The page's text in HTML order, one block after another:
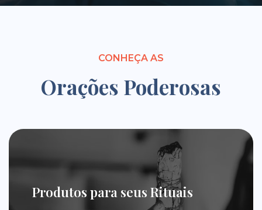
CONHEÇA AS
Orações Poderosas
Produtos para seus Rituais